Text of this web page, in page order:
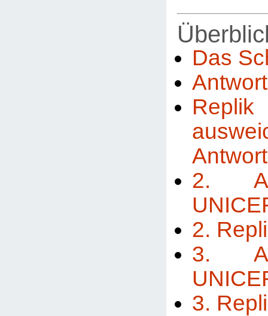
Das
2.
2.
3.
3.